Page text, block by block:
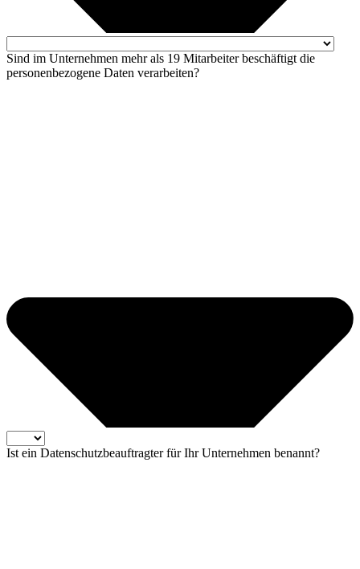
Sind im Unternehmen mehr als 19 Mitarbeiter beschäftigt die
personenbezogene Daten verarbeiten?
Ist ein Datenschutzbeauftragter für Ihr Unternehmen benannt?